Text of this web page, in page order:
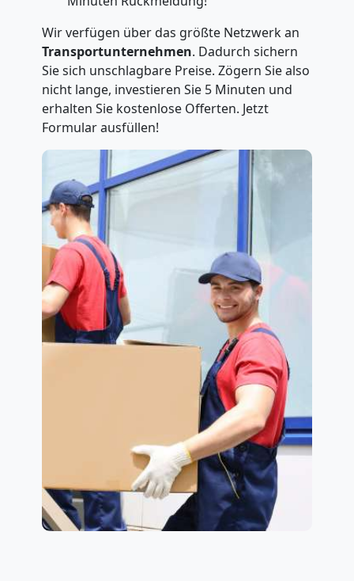
Wir verfügen über das größte Netzwerk an
Transportunternehmen. Dadurch sichern
Sie sich unschlagbare Preise. Zögern Sie also
nicht lange, investieren Sie 5 Minuten und
erhalten Sie kostenlose Offerten. Jetzt
Formular ausfüllen!